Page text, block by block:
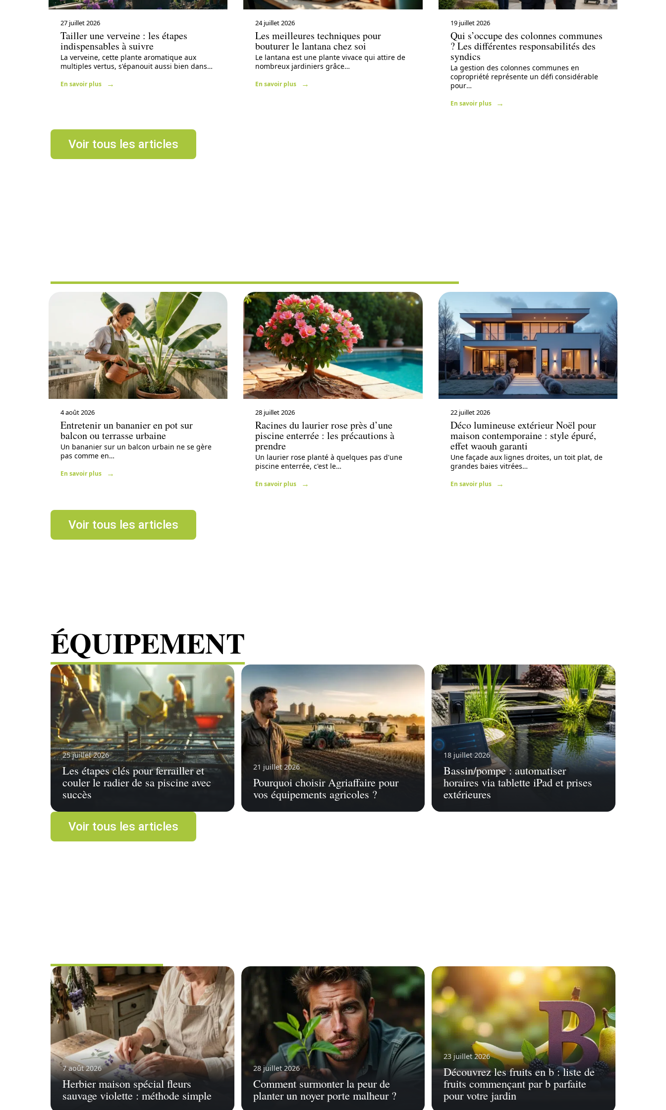
27 juillet 2026
Tailler une verveine : les étapes
indispensables à suivre
La verveine, cette plante aromatique aux
multiples vertus, s'épanouit aussi bien dans…
En savoir plus
24 juillet 2026
Les meilleures techniques pour
bouturer le lantana chez soi
Le lantana est une plante vivace qui attire de
nombreux jardiniers grâce…
En savoir plus
19 juillet 2026
Qui s’occupe des colonnes communes
? Les différentes responsabilités des
syndics
La gestion des colonnes communes en
copropriété représente un défi considérable
pour…
En savoir plus
Voir tous les articles
4 août 2026
Entretenir un bananier en pot sur
balcon ou terrasse urbaine
Un bananier sur un balcon urbain ne se gère
pas comme en…
En savoir plus
28 juillet 2026
Racines du laurier rose près d’une
piscine enterrée : les précautions à
prendre
Un laurier rose planté à quelques pas d'une
piscine enterrée, c'est le…
En savoir plus
22 juillet 2026
Déco lumineuse extérieur Noël pour
maison contemporaine : style épuré,
effet waouh garanti
Une façade aux lignes droites, un toit plat, de
grandes baies vitrées…
En savoir plus
Voir tous les articles
ÉQUIPEMENT
25 juillet 2026
Les étapes clés pour ferrailler et
couler le radier de sa piscine avec
succès
21 juillet 2026
Pourquoi choisir Agriaffaire pour
vos équipements agricoles ?
18 juillet 2026
Bassin/pompe : automatiser
horaires via tablette iPad et prises
extérieures
Voir tous les articles
7 août 2026
Herbier maison spécial fleurs
sauvage violette : méthode simple
28 juillet 2026
Comment surmonter la peur de
planter un noyer porte malheur ?
23 juillet 2026
Découvrez les fruits en b : liste de
fruits commençant par b parfaite
pour votre jardin